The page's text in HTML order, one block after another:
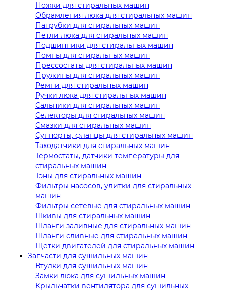
Ножки для стиральных машин
Обрамления люка для стиральных машин
Патрубки для стиральных машин
Петли люка для стиральных машин
Подшипники для стиральных машин
Помпы для стиральных машин
Прессостаты для стиральных машин
Пружины для стиральных машин
Ремни для стиральных машин
Ручки люка для стиральных машин
Сальники для стиральных машин
Селекторы для стиральных машин
Смазки для стиральных машин
Суппорты, фланцы для стиральных машин
Таходатчики для стиральных машин
Термостаты, датчики температуры для
стиральных машин
Тэны для стиральных машин
Фильтры насосов, улитки для стиральных
машин
Фильтры сетевые для стиральных машин
Шкивы для стиральных машин
Шланги заливные для стиральных машин
Шланги сливные для стиральных машин
Щетки двигателей для стиральных машин
Запчасти для сушильных машин
Втулки для сушильных машин
Замки люка для сушильных машин
Крыльчатки вентилятора для сушильных